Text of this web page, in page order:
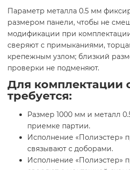
Параметр металла 0.5 мм
размером панели, чтобы не
модификации при
сверяют с примыканиями,
крепежным узлом; близкий
проверки не подменяют.
Для комплектации
требуется:
Размер 1000 мм и металл
приемке партии.
Исполнение «Полиэстер»
связывают с доборами.
Исполнение «Полиэстер»